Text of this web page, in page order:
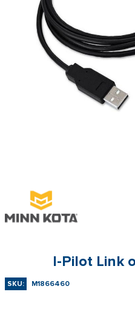
I-Pilot Link
SKU: M1866460